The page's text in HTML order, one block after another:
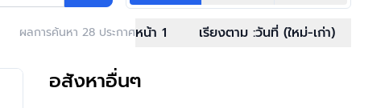
ผลการค้นหา 28 ประกาศหน้า 1 เรียงตาม :วันที่ (ใหม่-เก่า)
อสังหาอื่นๆ